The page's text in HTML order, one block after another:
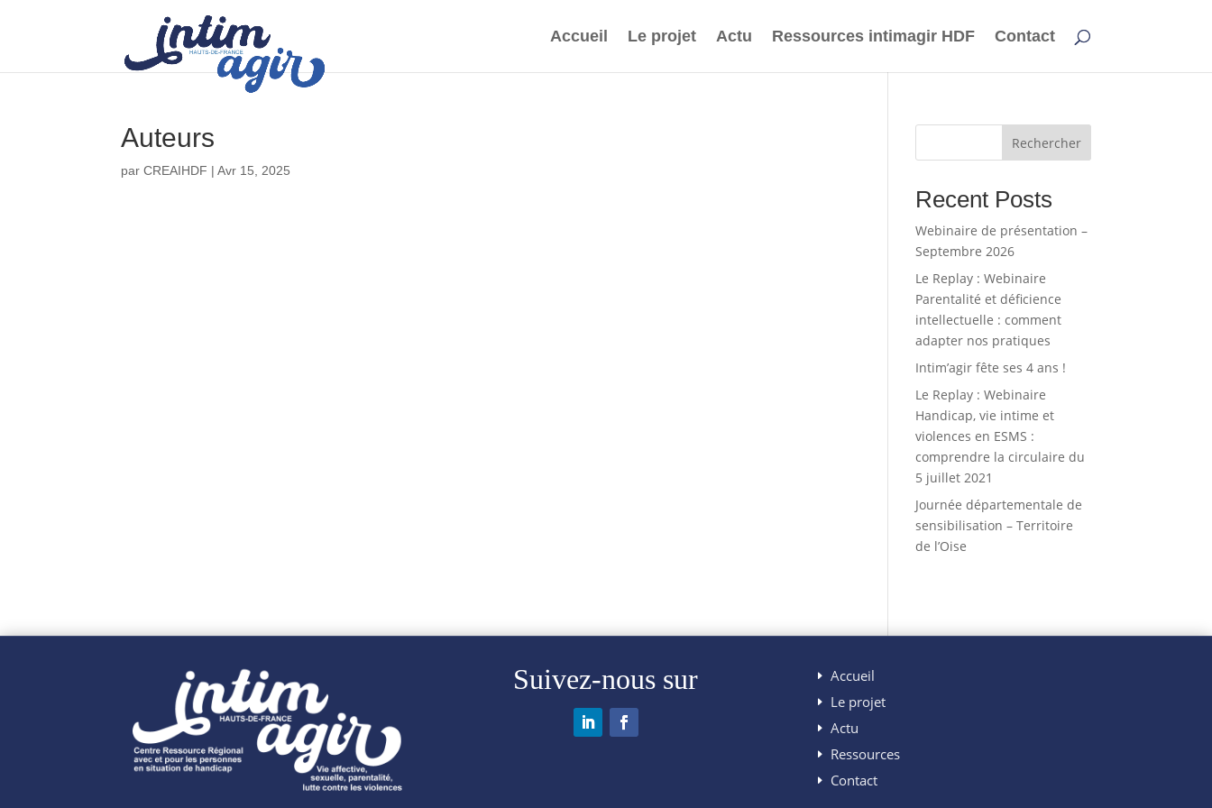
Accueil Le projet Actu Ressources intimagir HDF Contact
Auteurs
parCREAIHDF |Avr 15, 2025
Rechercher
Recent Posts
Webinaire de présentation –
Septembre 2026
Le Replay : Webinaire
Parentalité et déficience
intellectuelle : comment
adapter nos pratiques
Intim’agir fête ses 4 ans !
Le Replay : Webinaire
Handicap, vie intime et
violences en ESMS :
comprendre la circulaire du
5 juillet 2021
Journée départementale de
sensibilisation – Territoire
de l’Oise
Suivez-nous sur
Accueil
Le projet
Actu
Ressources
Contact